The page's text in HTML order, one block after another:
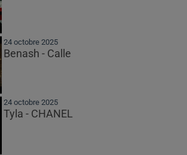
24 octobre 2025
Benash - Calle
24 octobre 2025
Tyla - CHANEL